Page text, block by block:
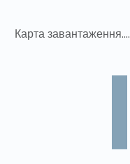
Карта завантаження....